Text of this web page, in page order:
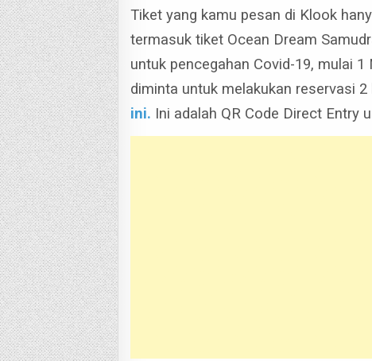
Tiket yang kamu pesan di Klook
termasuk tiket Ocean Dream
untuk pencegahan Covid-19, mulai
diminta untuk melakukan reservasi
ini. Ini adalah QR Code Direct Entry